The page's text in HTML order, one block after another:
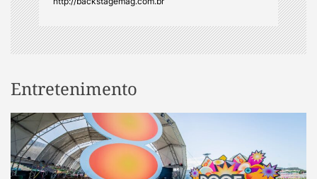
Entretenimento